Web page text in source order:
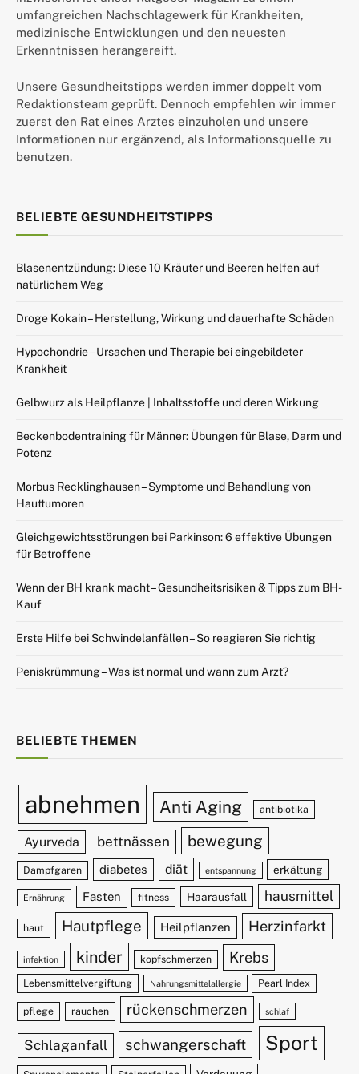
umfangreichen Nachschlagewerk für Krankheiten,
medizinische Entwicklungen und den neuesten
Erkenntnissen herangereift.
Unsere Gesundheitstipps werden immer doppelt vom
Redaktionsteam geprüft. Dennoch empfehlen wir immer
zuerst den Rat eines Arztes einzuholen und unsere
Informationen nur ergänzend, als Informationsquelle zu
benutzen.
BELIEBTE GESUNDHEITSTIPPS
Blasenentzündung: Diese 10 Kräuter und Beeren helfen auf
natürlichem Weg
Droge Kokain – Herstellung, Wirkung und dauerhafte Schäden
Hypochondrie – Ursachen und Therapie bei eingebildeter
Krankheit
Gelbwurz als Heilpflanze | Inhaltsstoffe und deren Wirkung
Beckenbodentraining für Männer: Übungen für Blase, Darm und
Potenz
Morbus Recklinghausen – Symptome und Behandlung von
Hauttumoren
Gleichgewichtsstörungen bei Parkinson: 6 effektive Übungen
für Betroffene
Wenn der BH krank macht – Gesundheitsrisiken & Tipps zum BH-
Kauf
Erste Hilfe bei Schwindelanfällen – So reagieren Sie richtig
Peniskrümmung – Was ist normal und wann zum Arzt?
BELIEBTE THEMEN
abnehmen Anti Aging antibiotika
Ayurveda bettnässen bewegung
Dampfgaren diabetes diät entspannung erkältung
Ernährung Fasten fitness Haarausfall hausmittel
haut Hautpflege Heilpflanzen Herzinfarkt
infektion kinder kopfschmerzen Krebs
Lebensmittelvergiftung Nahrungsmittelallergie Pearl Index
pflege rauchen rückenschmerzen schlaf
Schlaganfall schwangerschaft Sport